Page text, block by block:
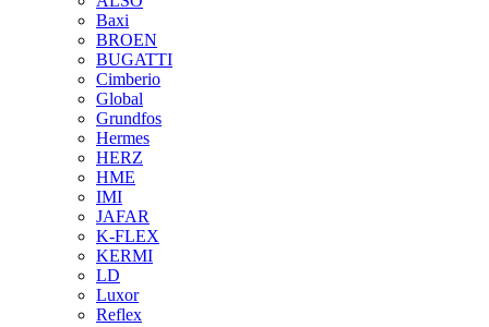
Baxi
BROEN
BUGATTI
Cimberio
Global
Grundfos
Hermes
HERZ
HME
IMI
JAFAR
K-FLEX
KERMI
LD
Luxor
Reflex